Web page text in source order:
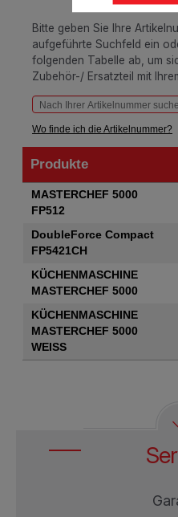
Bitte geben Sie Ihre
aufgeführte Suchfeld ein
folgenden Tabelle ab, um
Zubehör-/ Ersatzteil mit
Wo finde ich die Artikelnummer?
Produkte
Produkte
MASTERCHEF 5000
FP512
DoubleForce Compact
FP5421CH
KÜCHENMASCHINE
MASTERCHEF 5000
KÜCHENMASCHINE
MASTERCHEF 5000
WEISS